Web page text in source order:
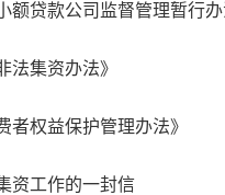
额贷款公司监督管理暂行办
法集资办法》
者权益保护管理办法》
资工作的一封信